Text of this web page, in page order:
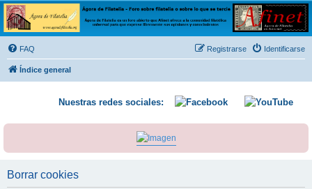
Ágora de Filatelia
Foro sobre filatelia o sobre lo que se tercie. Ágora de Filatelia es un foro abierto que Afinet
ofrece a la comunidad filatélica universal para que exprese libremente sus opiniones y
conocimientos
FAQ Identificarse
Registrarse
Índice general
Nuestras redes sociales:
Borrar cookies